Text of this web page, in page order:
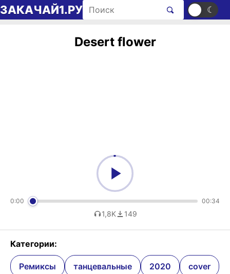
Перейти к содержимому
ЗАКАЧАЙ1.РУ Поиск рингтонов ☀ ☾
Desert flower
0:00 00:34
1,8K 149
Категории:
Ремиксы танцевальные 2020 cover